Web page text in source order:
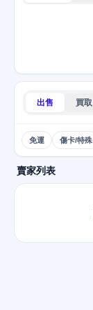
出售 買取
免運 傷卡/特殊
賣家列表